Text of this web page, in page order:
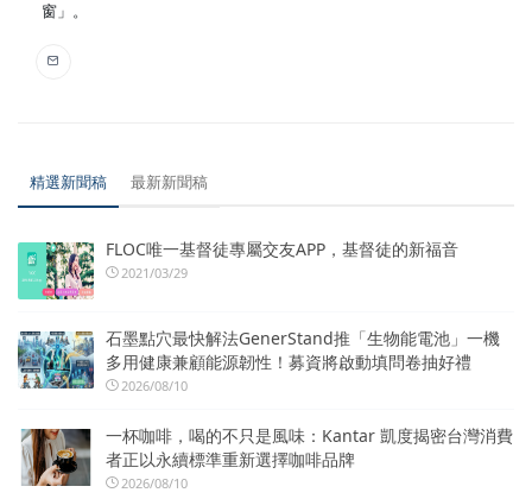
窗」。
精選新聞稿 最新新聞稿
FLOC唯一基督徒專屬交友APP，基督徒的新福音
2021/03/29
石墨點穴最快解法GenerStand推「生物能電池」一機
多用健康兼顧能源韌性！募資將啟動填問卷抽好禮
2026/08/10
一杯咖啡，喝的不只是風味：Kantar 凱度揭密台灣消費
者正以永續標準重新選擇咖啡品牌
2026/08/10